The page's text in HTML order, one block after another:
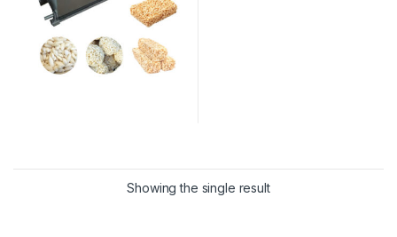
Showing the single result